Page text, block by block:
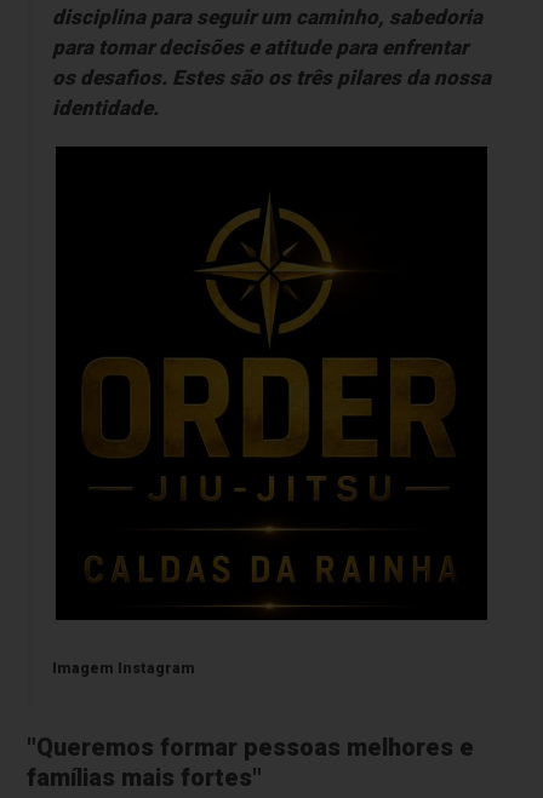
disciplina para seguir um caminho, sabedoria
para tomar decisões e atitude para enfrentar
os desafios. Estes são os três pilares da nossa
identidade.
Imagem Instagram
"Queremos formar pessoas melhores e
famílias mais fortes"